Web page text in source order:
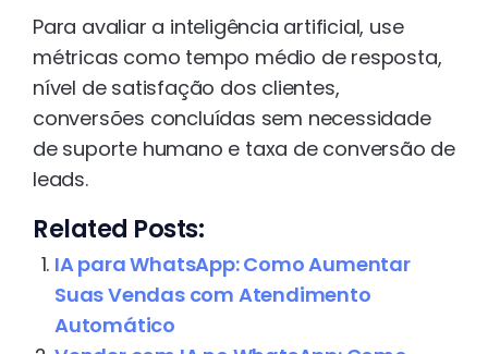
Para avaliar a inteligência artificial, use
métricas como tempo médio de resposta,
nível de satisfação dos clientes,
conversões concluídas sem necessidade
de suporte humano e taxa de conversão de
leads.
Related Posts:
IA para WhatsApp: Como Aumentar
Suas Vendas com Atendimento
Automático